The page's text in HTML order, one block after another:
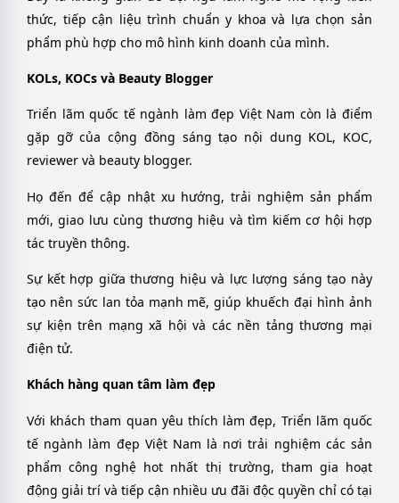
thức, tiếp cận liệu trình chuẩn y khoa và lựa chọn sản
phẩm phù hợp cho mô hình kinh doanh của mình.
KOLs, KOCs và Beauty Blogger
Triển lãm quốc tế ngành làm đẹp Việt Nam còn là điểm
gặp gỡ của cộng đồng sáng tạo nội dung KOL, KOC,
reviewer và beauty blogger.
Họ đến để cập nhật xu hướng, trải nghiệm sản phẩm
mới, giao lưu cùng thương hiệu và tìm kiếm cơ hội hợp
tác truyền thông.
Sự kết hợp giữa thương hiệu và lực lượng sáng tạo này
tạo nên sức lan tỏa mạnh mẽ, giúp khuếch đại hình ảnh
sự kiện trên mạng xã hội và các nền tảng thương mại
điện tử.
Khách hàng quan tâm làm đẹp
Với khách tham quan yêu thích làm đẹp, Triển lãm quốc
tế ngành làm đẹp Việt Nam là nơi trải nghiệm các sản
phẩm công nghệ hot nhất thị trường, tham gia hoạt
động giải trí và tiếp cận nhiều ưu đãi độc quyền chỉ có tại